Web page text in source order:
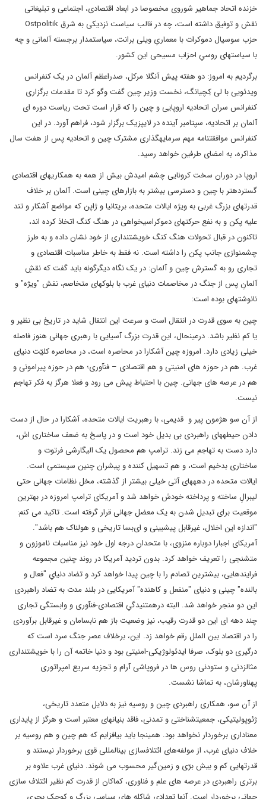
خزنده اتحاد جماهیر شوروی مخصوصا در ابعاد اقتصادی، اجتماعی و تبلیغاتی
نقش و توفیق داشته است، چه در قالب سیاست نزدیکی به شرق Ostpolitik
حزب سوسیال دموکرات با معماریِ ویلی برانت، سیاستمدار برجسته آلمانی و چه
با سیاست‎های روسیِ احزاب مسیحی‎ این کشور.
برگردیم به امروز: دو هفته پیش آنگلا مرکل، صدراعظم آلمان در یک کنفرانس
ویدئویی با لی کِچیانگ، نخست وزیر چین گفت وگو کرد تا مقدمات برگزاری
کنفرانس سران اتحادیه اروپایی و چین را که قرار است تحت ریاست دوره ای
آلمان بر اتحادیه، سپتامبر آینده در لایپزیک برگزار شود، فراهم آورد. در این
کنفرانس موافقتنامه مهم سرمایه‎گذاری مشترک چین و اتحادیه پس از هفت سال
مذاکره، به امضای طرفین خواهد رسید.
اروپا در دوران سخت کرونایی چشم امیدش بیش از همه به همکاری‎های اقتصادی
گسترده‎تر با چین و دسترسی بیشتر به بازارهای چینی است. آلمان بر خلاف
قدرت‎های بزرگ غربی به ویژه ایالات متحده، بریتانیا و ژاپن که مواضع آشکار و تند
علیه پکن و به نفع حرکت‏های دموکراسی‎خواهی در هنگ کنگ اتخاذ کرده اند،
تاکنون در قبال تحولات هنگ کنگ خویشتنداری از خود نشان داده و به طرز
چشم‎نوازی جانب پکن را داشته است. نه فقط به خاطر مناسبات اقتصادی و
تجاری رو به گسترش چین و آلمان: در یک نگاه دیگرگونه باید گفت که نقشِ
آلمانِ پس از جنگ در مخاصمات دنیای غرب با بلوک‎های متخاصم، نقش "ویژه" و
نانوشته‏ای بوده است:
چین به سوی قدرت در انتقال است و سرعت این انتقال شاید در تاریخ بی نظیر و
یا کم نظیر باشد. درعین‎حال، این قدرت بزرگ آسیایی با رهبری جهانی هنوز فاصله
خیلی زیادی دارد. امروزه چین آشکارا در محاصره است، در محاصره کلیّت دنیای
غرب. هم در حوزه های امنیتی و هم اقتصادی – فنآوری؛ هم در حوزه پیرامونی و
هم در عرصه های جهانی. چین با احتیاط پیش می رود و فعلا هرگز به فکر تهاجم
نیست.
از آن سو هژمون پیر و قدیمی، با رهبریت ایالات متحده، آشکارا در حال از دست
دادن حیطه‎های راهبردی بی بدیل خود است و در پاسخ به ضعف ساختاری اش،
دارد دست به تهاجم می زند. ترامپ هم محصول یک الیگارشی فرتوت و
ساختاری بدخیم است، و هم تسهیل کننده و پیش‎ران چنین سیستمی است.
ایالات متحده در دهه‎های آتی خیلی بیشتر از گذشته، مخل نظامات جهانی‌ حتی
لیبرالِ ساخته و پرداخته‎ خودش خواهد شد و آمریکای ترامپ امروزه در بهترین
موقعیت برای تبدیل شدن به یک معضل جهانی قرار گرفته است. تاکید می کنم:
"اندازه این اخلال، غیرقابل پیش‎بینی و ای‌بسا تاریخی و هولناک هم باشد".
آمریکای اجبارا دوباره منزوی، با متحدان درجه اول خود نیز مناسبات ناموزون و
متشنجی را تعریف خواهد کرد. بدون تردید آمریکا در روند چنین مجموعه
فرایندهایی، بیشترین تصادم را با چین پیدا خواهد کرد و تضاد دنیایِ "فعال و
بالنده" چینی و دنیای "منفعل و کاهنده" آمریکایی در بلند مدت به تضاد راهبردی
این دو منجر خواهد شد. البته درهم‎تنیدگیِ اقتصادی-فنآوری و وابستگی تجاری
چند دهه ای‌ این دو قدرت رقیب، نیز وضعیت باز هم نابسامان و غیرقابل برآوردی
را در اقتصاد بین الملل رقم خواهد زد. این، برخلاف عصر جنگ سرد است که
درگیری دو بلوک، صرفا ایدئولوژیکی-امنیتی بود و دنیا خاتمه آن را با خویشتنداری
مثال‎زدنی و ستودنی روس ها در فروپاشی آرام و تجزیه سریع امپراتوری
پهناور‎شان، به تماشا نشست.
از آن سو، همکاری راهبردی چین و روسیه نیز به دلایل متعدد تاریخی،
ژئوپولیتیکی، جمعیت‎شناختی و تمدنی، فاقد بنیان‎های معتبر است و هرگز از پایداری
معناداری برخوردار نخواهد بود. همینجا باید بیافزایم که هم چین و هم روسیه بر
خلاف دنیای غرب، از مولفه‌های ائتلاف‎سازی بین‎المللی قوی برخوردار نیستند و
قدرت‎هایی کم و بیش برّی و زمین‌گیر محسوب می شوند. دنیای غرب علاوه بر
برتری راهبردی در عرصه های علم و فناوری، کماکان از قدرت کم نظیر ائتلاف سازی